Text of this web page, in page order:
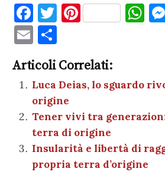
F
a
c
e
b
o
o
k
T
te
r
Pi
es
t
W
A
p
p
E
m
ai
l
n
di
vi
di
Articoli Correlati:
Luca Deias, lo sguardo
origine
Tener vivi tra
terra di origine
Insularità e libertà di
propria terra d’origine